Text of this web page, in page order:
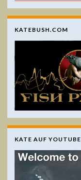
KATEBUSH.COM
KATE AUF YOUTUBE